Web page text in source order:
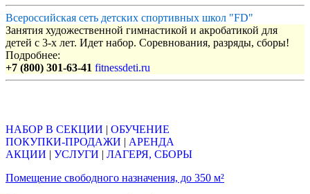
Всероссийская сеть детских спортивных школ "FD"
Занятия художественной гимнастикой и акробатикой для
детей с 3-х лет. Идет набор. Соревнования, разряды, сборы!
Подробнее:
+7 (800) 301-63-41 fitnessdeti.ru
НАБОР В СЕКЦИИ | ОБУЧЕНИЕ
ПОКУПКИ-ПРОДАЖИ | АРЕНДА
АКЦИИ | УСЛУГИ | ЛАГЕРЯ, СБОРЫ
Помещение свободного назначения, до 350 м²